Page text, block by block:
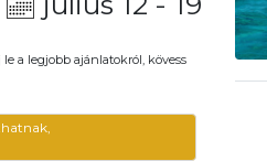
a legjobb ajánlatokról, kövess